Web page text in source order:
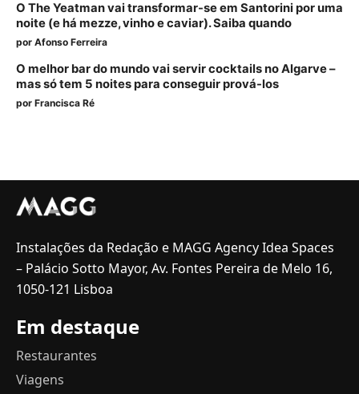
O The Yeatman vai transformar-se em Santorini por uma
noite (e há mezze, vinho e caviar). Saiba quando
por Afonso Ferreira
O melhor bar do mundo vai servir cocktails no Algarve –
mas só tem 5 noites para conseguir prová-los
por Francisca Ré
Instalações da Redação e MAGG Agency Idea Spaces
– Palácio Sotto Mayor, Av. Fontes Pereira de Melo 16,
1050-121 Lisboa
Em destaque
Restaurantes
Viagens